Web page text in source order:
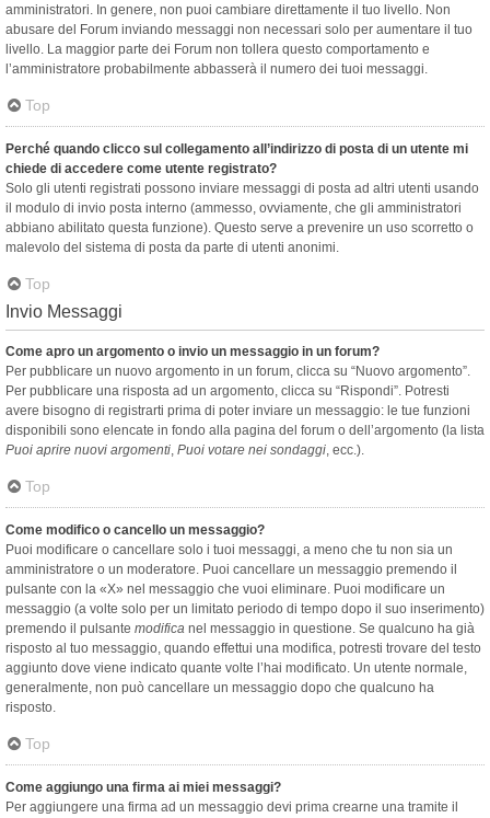
amministratori. In genere, non puoi cambiare direttamente il tuo livello. Non
abusare del Forum inviando messaggi non necessari solo per aumentare il tuo
livello. La maggior parte dei Forum non tollera questo comportamento e
l’amministratore probabilmente abbasserà il numero dei tuoi messaggi.
Top
Perché quando clicco sul collegamento all’indirizzo di posta di un utente mi
chiede di accedere come utente registrato?
Solo gli utenti registrati possono inviare messaggi di posta ad altri utenti usando
il modulo di invio posta interno (ammesso, ovviamente, che gli amministratori
abbiano abilitato questa funzione). Questo serve a prevenire un uso scorretto o
malevolo del sistema di posta da parte di utenti anonimi.
Top
Invio Messaggi
Come apro un argomento o invio un messaggio in un forum?
Per pubblicare un nuovo argomento in un forum, clicca su “Nuovo argomento”.
Per pubblicare una risposta ad un argomento, clicca su “Rispondi”. Potresti
avere bisogno di registrarti prima di poter inviare un messaggio: le tue funzioni
disponibili sono elencate in fondo alla pagina del forum o dell’argomento (la lista
Puoi aprire nuovi argomenti, Puoi votare nei sondaggi, ecc.).
Top
Come modifico o cancello un messaggio?
Puoi modificare o cancellare solo i tuoi messaggi, a meno che tu non sia un
amministratore o un moderatore. Puoi cancellare un messaggio premendo il
pulsante con la «X» nel messaggio che vuoi eliminare. Puoi modificare un
messaggio (a volte solo per un limitato periodo di tempo dopo il suo inserimento)
premendo il pulsante modifica nel messaggio in questione. Se qualcuno ha già
risposto al tuo messaggio, quando effettui una modifica, potresti trovare del testo
aggiunto dove viene indicato quante volte l’hai modificato. Un utente normale,
generalmente, non può cancellare un messaggio dopo che qualcuno ha
risposto.
Top
Come aggiungo una firma ai miei messaggi?
Per aggiungere una firma ad un messaggio devi prima crearne una tramite il